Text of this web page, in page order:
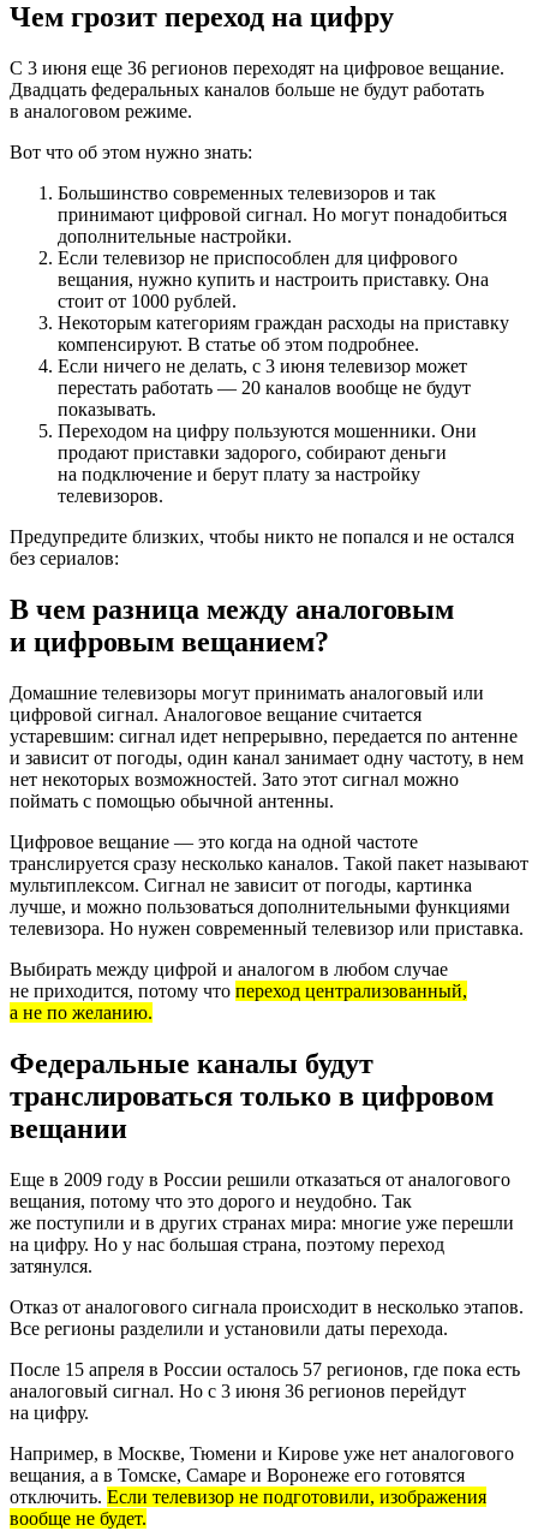
Чем грозит переход на цифру
С 3 июня еще 36 регионов переходят на цифровое вещание.
Двадцать федеральных каналов больше не будут работать
в аналоговом режиме.
Вот что об этом нужно знать:
Большинство современных телевизоров и так
принимают цифровой сигнал. Но могут понадобиться
дополнительные настройки.
Если телевизор не приспособлен для цифрового
вещания, нужно купить и настроить приставку. Она
стоит от 1000 рублей.
Некоторым категориям граждан расходы на приставку
компенсируют. В статье об этом подробнее.
Если ничего не делать, с 3 июня телевизор может
перестать работать — 20 каналов вообще не будут
показывать.
Переходом на цифру пользуются мошенники. Они
продают приставки задорого, собирают деньги
на подключение и берут плату за настройку
телевизоров.
Предупредите близких, чтобы никто не попался и не остался
без сериалов:
В чем разница между аналоговым
и цифровым вещанием?
Домашние телевизоры могут принимать аналоговый или
цифровой сигнал. Аналоговое вещание считается
устаревшим: сигнал идет непрерывно, передается по антенне
и зависит от погоды, один канал занимает одну частоту, в нем
нет некоторых возможностей. Зато этот сигнал можно
поймать с помощью обычной антенны.
Цифровое вещание — это когда на одной частоте
транслируется сразу несколько каналов. Такой пакет называют
мультиплексом. Сигнал не зависит от погоды, картинка
лучше, и можно пользоваться дополнительными функциями
телевизора. Но нужен современный телевизор или приставка.
Выбирать между цифрой и аналогом в любом случае
не приходится, потому что переход централизованный,
а не по желанию.
Федеральные каналы будут
транслироваться только в цифровом
вещании
Еще в 2009 году в России решили отказаться от аналогового
вещания, потому что это дорого и неудобно. Так
же поступили и в других странах мира: многие уже перешли
на цифру. Но у нас большая страна, поэтому переход
затянулся.
Отказ от аналогового сигнала происходит в несколько этапов.
Все регионы разделили и установили даты перехода.
После 15 апреля в России осталось 57 регионов, где пока есть
аналоговый сигнал. Но с 3 июня 36 регионов перейдут
на цифру.
Например, в Москве, Тюмени и Кирове уже нет аналогового
вещания, а в Томске, Самаре и Воронеже его готовятся
отключить. Если телевизор не подготовили, изображения
вообще не будет.